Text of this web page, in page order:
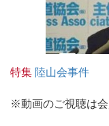
特集 陸山会事件
※動画のご視聴は会